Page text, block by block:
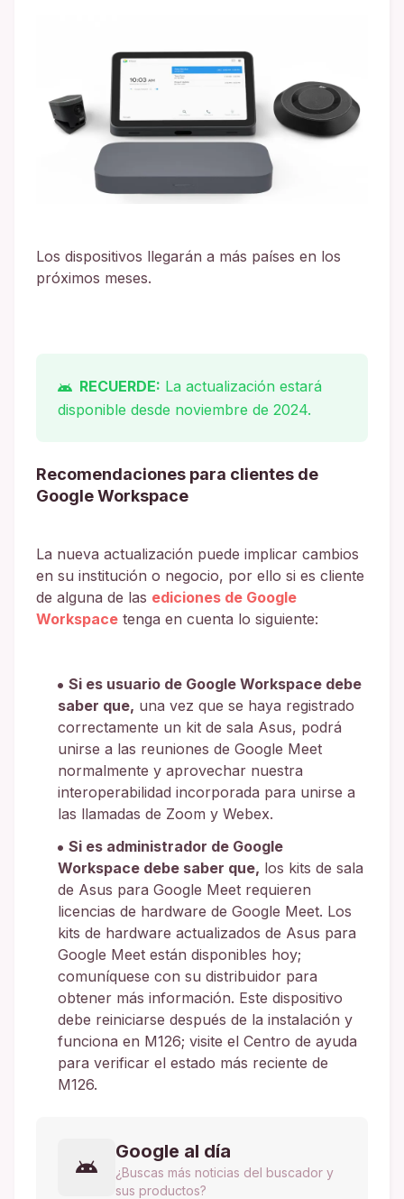
Los dispositivos llegarán a más países en los
próximos meses.
RECUERDE: La actualización estará
disponible desde noviembre de 2024.
Recomendaciones para clientes de
Google Workspace
La nueva actualización puede implicar cambios
en su institución o negocio, por ello si es cliente
de alguna de las ediciones de Google
Workspace tenga en cuenta lo siguiente:
Si es usuario de Google Workspace debe
saber que, una vez que se haya registrado
correctamente un kit de sala Asus, podrá
unirse a las reuniones de Google Meet
normalmente y aprovechar nuestra
interoperabilidad incorporada para unirse a
las llamadas de Zoom y Webex.
Si es administrador de Google
Workspace debe saber que, los kits de sala
de Asus para Google Meet requieren
licencias de hardware de Google Meet. Los
kits de hardware actualizados de Asus para
Google Meet están disponibles hoy;
comuníquese con su distribuidor para
obtener más información. Este dispositivo
debe reiniciarse después de la instalación y
funciona en M126; visite el Centro de ayuda
para verificar el estado más reciente de
M126.
Google al día
¿Buscas más noticias del buscador y
sus productos?